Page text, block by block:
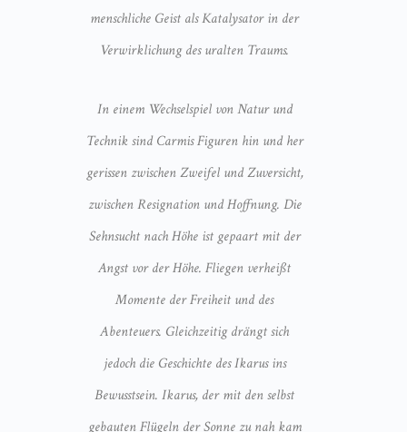
menschliche Geist als Katalysator in der
Verwirklichung des uralten Traums.
In einem Wechselspiel von Natur und
Technik sind Carmis Figuren hin und her
gerissen zwischen Zweifel und Zuversicht,
zwischen Resignation und Hoffnung. Die
Sehnsucht nach Höhe ist gepaart mit der
Angst vor der Höhe. Fliegen verheißt
Momente der Freiheit und des
Abenteuers. Gleichzeitig drängt sich
jedoch die Geschichte des Ikarus ins
Bewusstsein. Ikarus, der mit den selbst
gebauten Flügeln der Sonne zu nah kam